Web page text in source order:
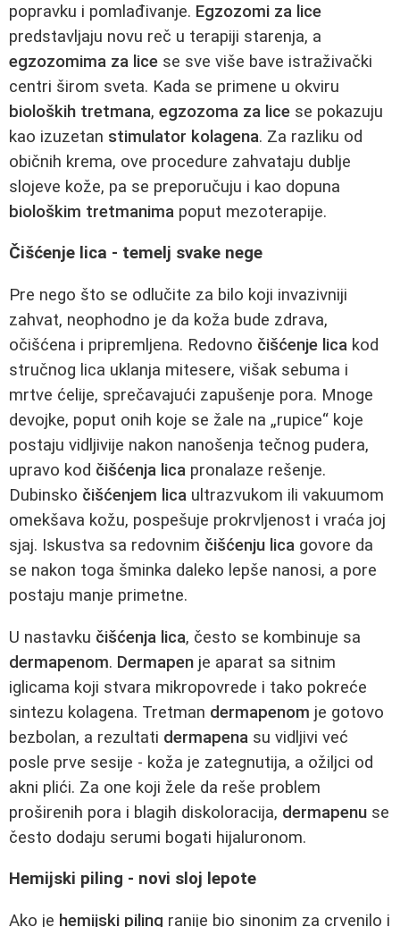
popravku i pomlađivanje. Egzozomi za lice
predstavljaju novu reč u terapiji starenja, a
egzozomima za lice se sve više bave istraživački
centri širom sveta. Kada se primene u okviru
bioloških tretmana, egzozoma za lice se pokazuju
kao izuzetan stimulator kolagena. Za razliku od
običnih krema, ove procedure zahvataju dublje
slojeve kože, pa se preporučuju i kao dopuna
biološkim tretmanima poput mezoterapije.
Čišćenje lica - temelj svake nege
Pre nego što se odlučite za bilo koji invazivniji
zahvat, neophodno je da koža bude zdrava,
očišćena i pripremljena. Redovno čišćenje lica kod
stručnog lica uklanja mitesere, višak sebuma i
mrtve ćelije, sprečavajući zapušenje pora. Mnoge
devojke, poput onih koje se žale na „rupice“ koje
postaju vidljivije nakon nanošenja tečnog pudera,
upravo kod čišćenja lica pronalaze rešenje.
Dubinsko čišćenjem lica ultrazvukom ili vakuumom
omekšava kožu, pospešuje prokrvljenost i vraća joj
sjaj. Iskustva sa redovnim čišćenju lica govore da
se nakon toga šminka daleko lepše nanosi, a pore
postaju manje primetne.
U nastavku čišćenja lica, često se kombinuje sa
dermapenom. Dermapen je aparat sa sitnim
iglicama koji stvara mikropovrede i tako pokreće
sintezu kolagena. Tretman dermapenom je gotovo
bezbolan, a rezultati dermapena su vidljivi već
posle prve sesije - koža je zategnutija, a ožiljci od
akni plići. Za one koji žele da reše problem
proširenih pora i blagih diskoloracija, dermapenu se
često dodaju serumi bogati hijaluronom.
Hemijski piling - novi sloj lepote
Ako je hemijski piling ranije bio sinonim za crvenilo i